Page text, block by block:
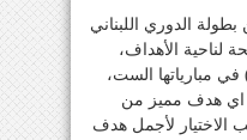
الدوري اللبناني
لناحية الأهداف،
(11 هدفاً) في مبارياتها الست،
اي هدف مميز من
الاختيار لأجمل هدف